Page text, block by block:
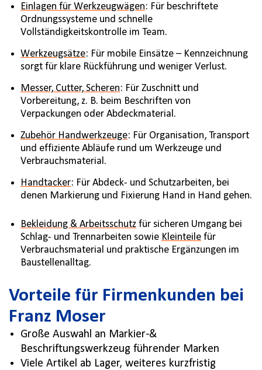
Einlagen für Werkzeugwägen: Für beschriftete
Ordnungssysteme und schnelle
Vollständigkeitskontrolle im Team.
Werkzeugsätze: Für mobile Einsätze – Kennzeichnung
sorgt für klare Rückführung und weniger Verlust.
Messer, Cutter, Scheren: Für Zuschnitt und
Vorbereitung, z. B. beim Beschriften von
Verpackungen oder Abdeckmaterial.
Zubehör Handwerkzeuge: Für Organisation, Transport
und effiziente Abläufe rund um Werkzeuge und
Verbrauchsmaterial.
Handtacker: Für Abdeck- und Schutzarbeiten, bei
denen Markierung und Fixierung Hand in Hand gehen.
Bekleidung & Arbeitsschutz für sicheren Umgang bei
Schlag- und Trennarbeiten sowie Kleinteile für
Verbrauchsmaterial und praktische Ergänzungen im
Baustellenalltag.
Vorteile für Firmenkunden bei
Franz Moser
Große Auswahl an Markier-&
Beschriftungswerkzeug führender Marken
Viele Artikel ab Lager, weiteres kurzfristig